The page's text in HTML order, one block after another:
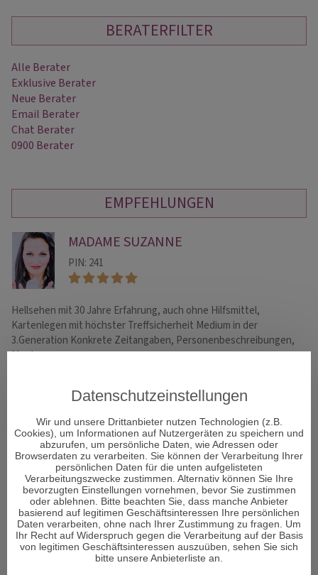
BERATERFILTER
Alle Berater
Exklusive Berater
Neue Berater
Email Berater
Chat Berater
0900 Berater
EMPFEHLUNGEN
MADAME SUZANNE
PIN: 241
Hellsehen mit 30 Jahre Erfahrung, auch ohne Hilfsmittel,
Kartenlegen mit höchster Treffsicherheit Medium in der
3.Generation Konkrete Zeitangaben, Personenbeschreibungen,
Menta…
WHATSAPP
Datenschutzeinstellungen
Wir und unsere Drittanbieter nutzen Technologien (z.B.
Cookies), um Informationen auf Nutzergeräten zu speichern und
abzurufen, um persönliche Daten, wie Adressen oder
Browserdaten zu verarbeiten. Sie können der Verarbeitung Ihrer
persönlichen Daten für die unten aufgelisteten
Verarbeitungszwecke zustimmen. Alternativ können Sie Ihre
bevorzugten Einstellungen vornehmen, bevor Sie zustimmen
oder ablehnen. Bitte beachten Sie, dass manche Anbieter
basierend auf legitimen Geschäftsinteressen Ihre persönlichen
Daten verarbeiten, ohne nach Ihrer Zustimmung zu fragen. Um
Ihr Recht auf Widerspruch gegen die Verarbeitung auf der Basis
von legitimen Geschäftsinteressen auszuüben, sehen Sie sich
bitte unsere Anbieterliste an.